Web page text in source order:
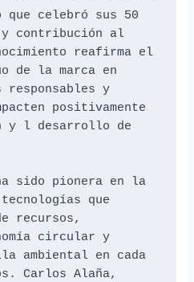
que celebró sus 50
y contribución al
reafirma el
de la marca en
responsables y
positivamente
y l desarrollo de
sido pionera en la
que
recursos,
circular y
ambiental en cada
Carlos Alaña,